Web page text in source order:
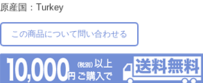
原産国：Turkey
この商品について問い合わせる